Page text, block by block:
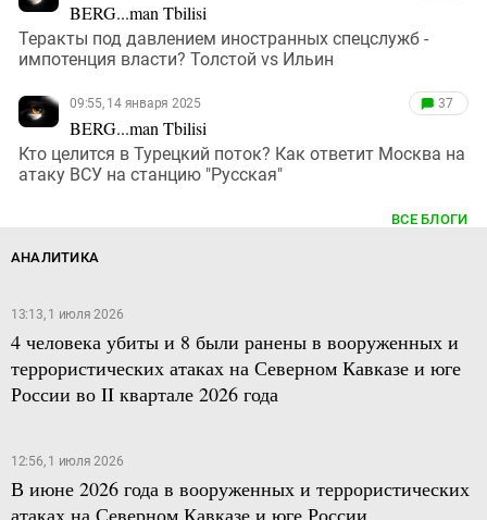
BERG...man Tbilisi
Теракты под давлением иностранных спецслужб -
импотенция власти? Толстой vs Ильин
09:55, 14 января 2025
BERG...man Tbilisi
37
Кто целится в Турецкий поток? Как ответит Москва на
атаку ВСУ на станцию "Русская"
ВСЕ БЛОГИ
АНАЛИТИКА
13:13, 1 июля 2026
4 человека убиты и 8 были ранены в вооруженных и
террористических атаках на Северном Кавказе и юге
России во II квартале 2026 года
12:56, 1 июля 2026
В июне 2026 года в вооруженных и террористических